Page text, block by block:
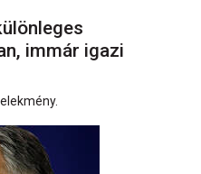
immár igazi